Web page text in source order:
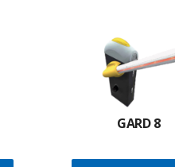
GARD 8